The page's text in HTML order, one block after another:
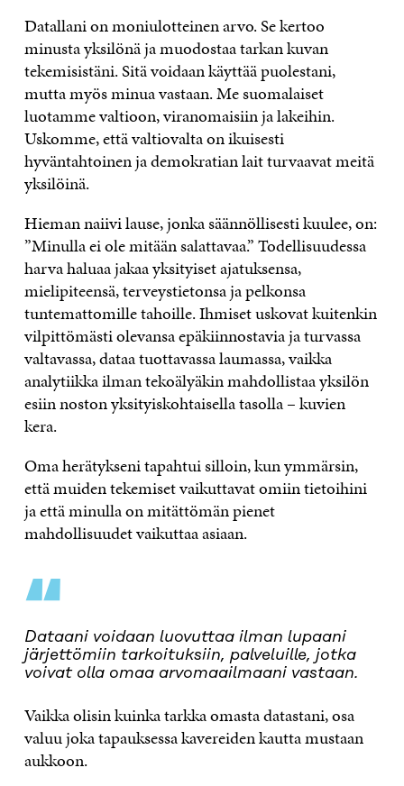
Datallani on moniulotteinen arvo. Se kertoo
minusta yksilönä ja muodostaa tarkan kuvan
tekemisistäni. Sitä voidaan käyttää puolestani,
mutta myös minua vastaan. Me suomalaiset
luotamme valtioon, viranomaisiin ja lakeihin.
Uskomme, että valtiovalta on ikuisesti
hyväntahtoinen ja demokratian lait turvaavat meitä
yksilöinä.
Hieman naiivi lause, jonka säännöllisesti kuulee, on:
”Minulla ei ole mitään salattavaa.” Todellisuudessa
harva haluaa jakaa yksityiset ajatuksensa,
mielipiteensä, terveystietonsa ja pelkonsa
tuntemattomille tahoille. Ihmiset uskovat kuitenkin
vilpittömästi olevansa epäkiinnostavia ja turvassa
valtavassa, dataa tuottavassa laumassa, vaikka
analytiikka ilman tekoälyäkin mahdollistaa yksilön
esiin noston yksityiskohtaisella tasolla – kuvien
kera.
Oma herätykseni tapahtui silloin, kun ymmärsin,
että muiden tekemiset vaikuttavat omiin tietoihini
ja että minulla on mitättömän pienet
mahdollisuudet vaikuttaa asiaan.
“
Dataani voidaan luovuttaa ilman lupaani
järjettömiin tarkoituksiin, palveluille, jotka
voivat olla omaa arvomaailmaani vastaan.
Vaikka olisin kuinka tarkka omasta datastani, osa
valuu joka tapauksessa kavereiden kautta mustaan
aukkoon.